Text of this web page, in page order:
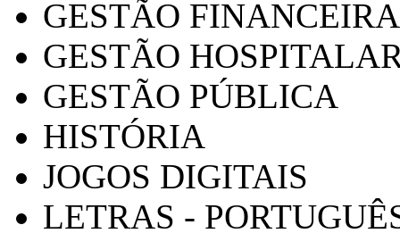
GESTÃO FINANCEIRA
GESTÃO
GESTÃO PÚBLICA
HISTÓRIA
JOGOS DIGITAIS
LETRAS -